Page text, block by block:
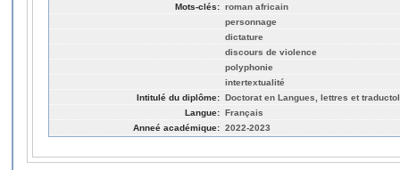
Mots-clés: roman africain
personnage
dictature
discours de violence
polyphonie
intertextualité
Intitulé du diplôme: Doctorat en Langues, lettres et
Langue: Français
Anneé académique: 2022-2023